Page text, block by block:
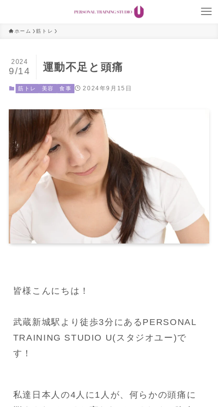
ホーム 筋トレ
運動不足と頭痛
2024
9/14
筋トレ 美容 食事 2024年9月15日
皆様こんにちは！
武蔵新城駅より徒歩3分にあるPERSONAL
TRAINING STUDIO U(スタジオユー)で
す！
私達日本人の4人に1人が、何らかの頭痛に